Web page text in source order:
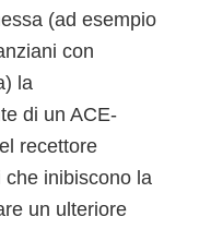
(ad esempio
con
la
di un ACE-
recettore
che inibiscono la
un ulteriore